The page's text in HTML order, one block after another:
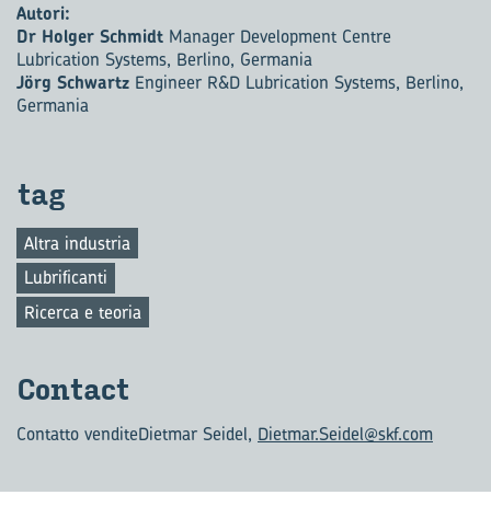
Autori:
Dr Holger Schmidt Manager Development Centre
Lubrication Systems, Berlino, Germania
Jörg Schwartz Engineer R&D Lubrication Systems, Berlino,
Germania
tag
Altra industria
Lubrificanti
Ricerca e teoria
Con­tact
Contatto venditeDietmar Seidel, Dietmar.Seidel@skf.com